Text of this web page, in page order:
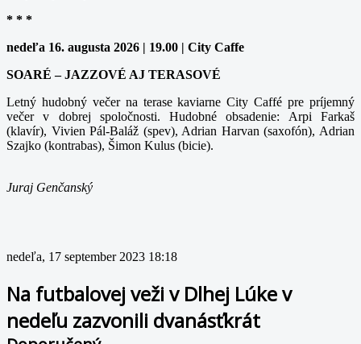
* * *
nedeľa 16. augusta 2026 | 19.00 | City Caffe
SOARÉ – JAZZOVÉ AJ TERASOVÉ
Letný hudobný večer na terase kaviarne City Caffé pre príjemný
večer v dobrej spoločnosti. Hudobné obsadenie: Arpi Farkaš
(klavír), Vivien Pál-Baláž (spev), Adrian Harvan (saxofón), Adrian
Szajko (kontrabas), Šimon Kulus (bicie).
Juraj Genčanský
nedeľa, 17 september 2023 18:18
Na futbalovej veži v Dlhej Lúke v
nedeľu zazvonili dvanásťkrát